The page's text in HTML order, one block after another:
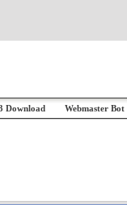
Download Webmaster Bot